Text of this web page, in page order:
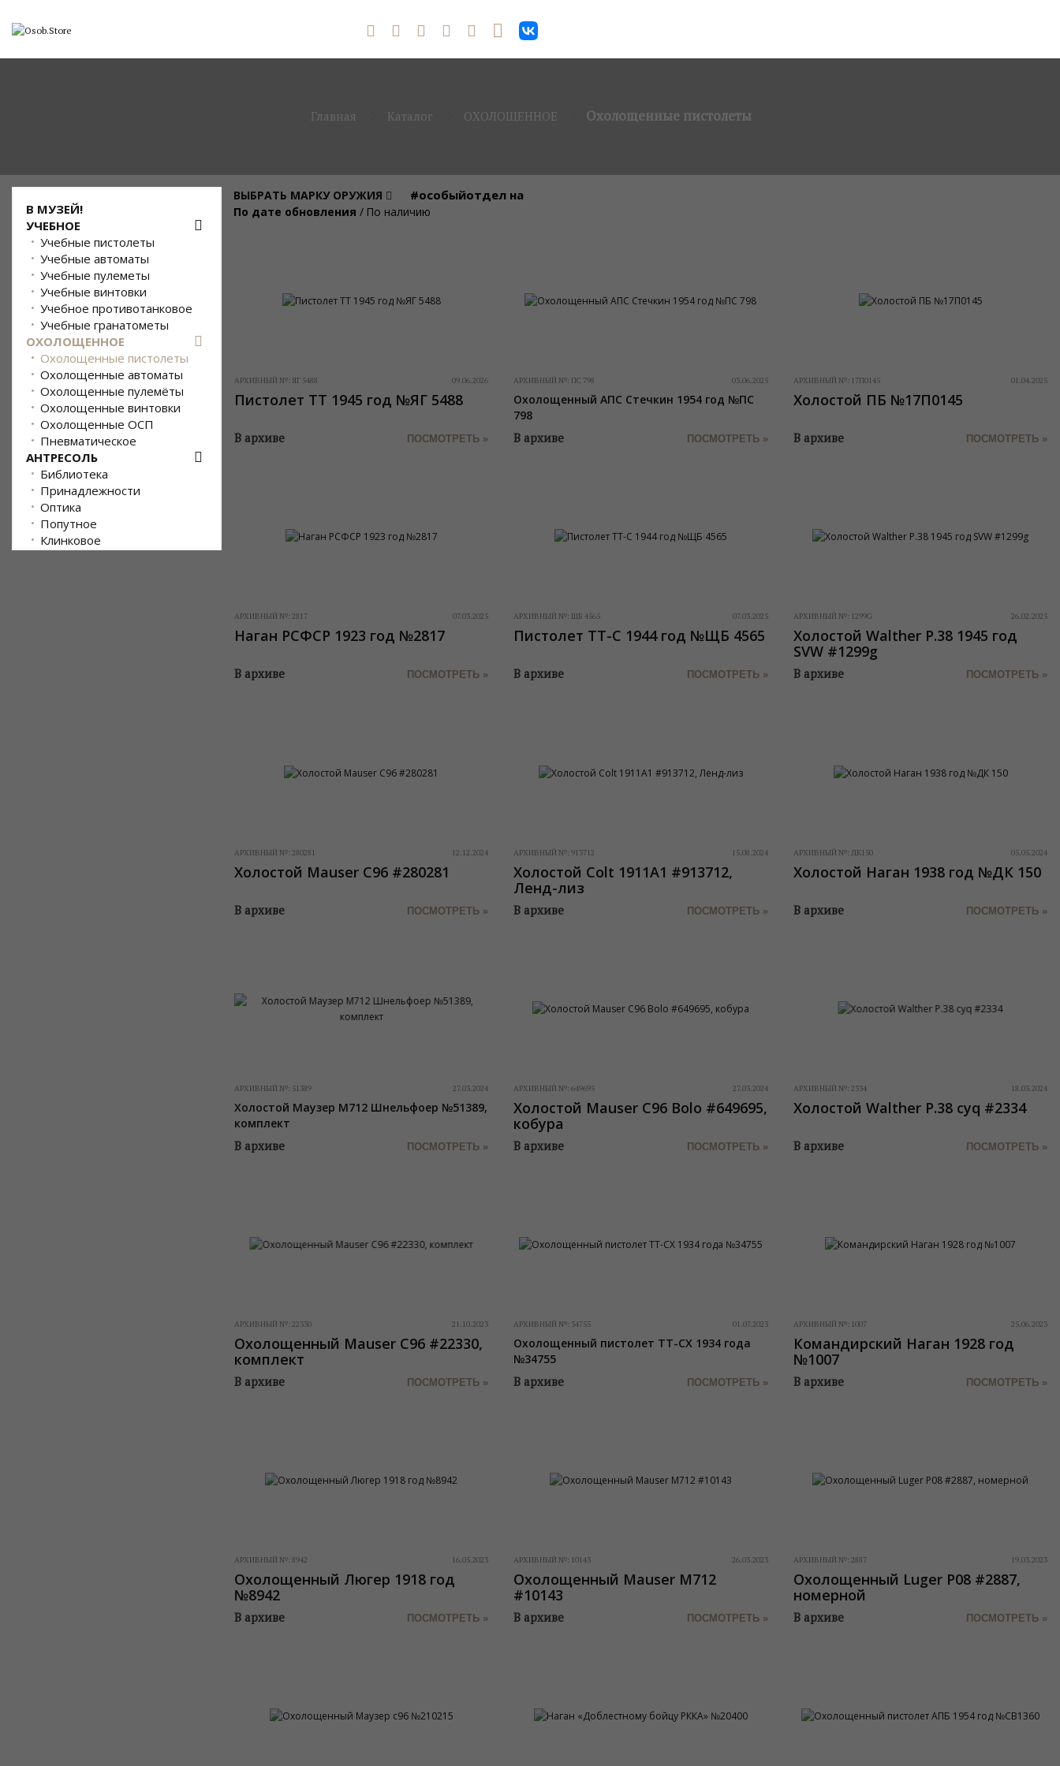
Главная Каталог ОХОЛОЩЕННОЕ Охолощенные пистолеты
В МУЗЕЙ!
УЧЕБНОЕ
Учебные пистолеты
Учебные автоматы
Учебные пулеметы
Учебные винтовки
Учебное противотанковое
Учебные гранатометы
ОХОЛОЩЕННОЕ
Охолощенные пистолеты
Охолощенные автоматы
Охолощенные пулемёты
Охолощенные винтовки
Охолощенные ОСП
Пневматическое
АНТРЕСОЛЬ
Библиотека
Принадлежности
Оптика
Попутное
Клинковое
ВЫБРАТЬ МАРКУ ОРУЖИЯ #особыйотдел на
По дате обновления / По наличию
АРХИВНЫЙ №: ЯГ 5488 09.06.2026
Пистолет ТТ 1945 год №ЯГ 5488
В архиве ПОСМОТРЕТЬ »
АРХИВНЫЙ №: ПС 798 03.06.2025
Охолощенный АПС Стечкин 1954 год №ПС
798
В архиве ПОСМОТРЕТЬ »
АРХИВНЫЙ №: 17П0145 01.04.2025
Холостой ПБ №17П0145
В архиве ПОСМОТРЕТЬ »
АРХИВНЫЙ №: 2817 07.03.2025
Наган РСФСР 1923 год №2817
В архиве ПОСМОТРЕТЬ »
АРХИВНЫЙ №: ЩБ 4565 07.03.2025
Пистолет ТТ-С 1944 год №ЩБ 4565
В архиве ПОСМОТРЕТЬ »
АРХИВНЫЙ №: 1299G 26.02.2025
Холостой Walther P.38 1945 год
SVW #1299g
В архиве ПОСМОТРЕТЬ »
АРХИВНЫЙ №: 280281 12.12.2024
Холостой Mauser C96 #280281
В архиве ПОСМОТРЕТЬ »
АРХИВНЫЙ №:913712 15.08.2024
Холостой Colt 1911A1 #913712,
Ленд-лиз
В архиве ПОСМОТРЕТЬ »
АРХИВНЫЙ №: ДК150 05.05.2024
Холостой Наган 1938 год №ДК 150
В архиве ПОСМОТРЕТЬ »
АРХИВНЫЙ №: 51389 27.03.2024
Холостой Маузер М712 Шнельфоер №51389,
комплект
В архиве ПОСМОТРЕТЬ »
АРХИВНЫЙ №:649695 27.03.2024
Холостой Mauser C96 Bolo #649695,
кобура
В архиве ПОСМОТРЕТЬ »
АРХИВНЫЙ №: 2334 18.03.2024
Холостой Walther P.38 cyq #2334
В архиве ПОСМОТРЕТЬ »
АРХИВНЫЙ №: 22330 21.10.2023
Охолощенный Mauser C96 #22330,
комплект
В архиве ПОСМОТРЕТЬ »
АРХИВНЫЙ №: 34755 01.07.2023
Охолощенный пистолет ТТ-СХ 1934 года
№34755
В архиве ПОСМОТРЕТЬ »
АРХИВНЫЙ №: 1007 25.06.2023
Командирский Наган 1928 год
№1007
В архиве ПОСМОТРЕТЬ »
АРХИВНЫЙ №: 8942 16.05.2023
Охолощенный Люгер 1918 год
№8942
В архиве ПОСМОТРЕТЬ »
АРХИВНЫЙ №: 10143 26.03.2023
Охолощенный Mauser M712
#10143
В архиве ПОСМОТРЕТЬ »
АРХИВНЫЙ №: 2887 19.03.2023
Охолощенный Luger P08 #2887,
номерной
В архиве ПОСМОТРЕТЬ »